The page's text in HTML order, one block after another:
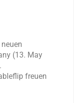
(13. May
freuen